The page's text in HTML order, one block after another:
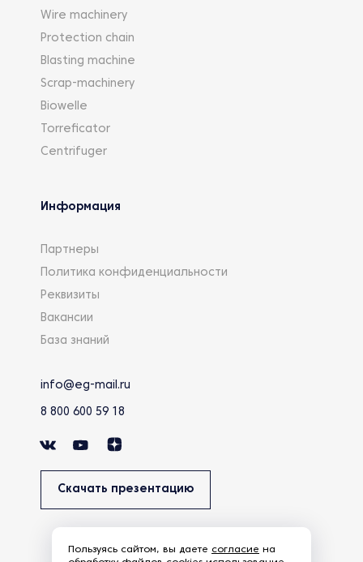
Wire machinery
Protection chain
Blasting machine
Scrap-machinery
Biowelle
Torreficator
Centrifuger
Информация
Партнеры
Политика конфиденциальности
Реквизиты
Вакансии
База знаний
info@eg-mail.ru
8 800 600 59 18
Скачать презентацию
Пользуясь сайтом, вы даете согласие на